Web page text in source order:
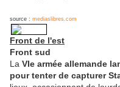
source : mediaslibres.com
Front de l'est
Front sud
La VIe armée allemande
pour tenter de capturer